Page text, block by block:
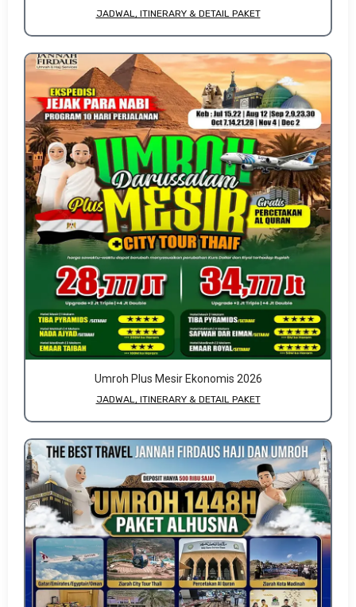
JADWAL, ITINERARY & DETAIL PAKET
Umroh Plus Mesir Ekonomis 2026
JADWAL, ITINERARY & DETAIL PAKET